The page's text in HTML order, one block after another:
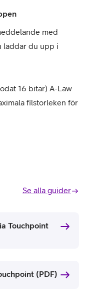
med
laddar du upp i
16 bitar) A-Law
filstorleken för
Se alla guider
Touchpoint
(PDF)